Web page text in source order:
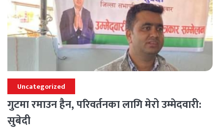
Uncategorized
गुटमा रमाउन हैन, परिवर्तनका लागि मेरो उम्मेदवारी:
सुबेदी